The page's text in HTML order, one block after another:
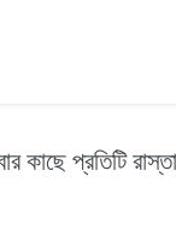
কাছে প্রতিটি